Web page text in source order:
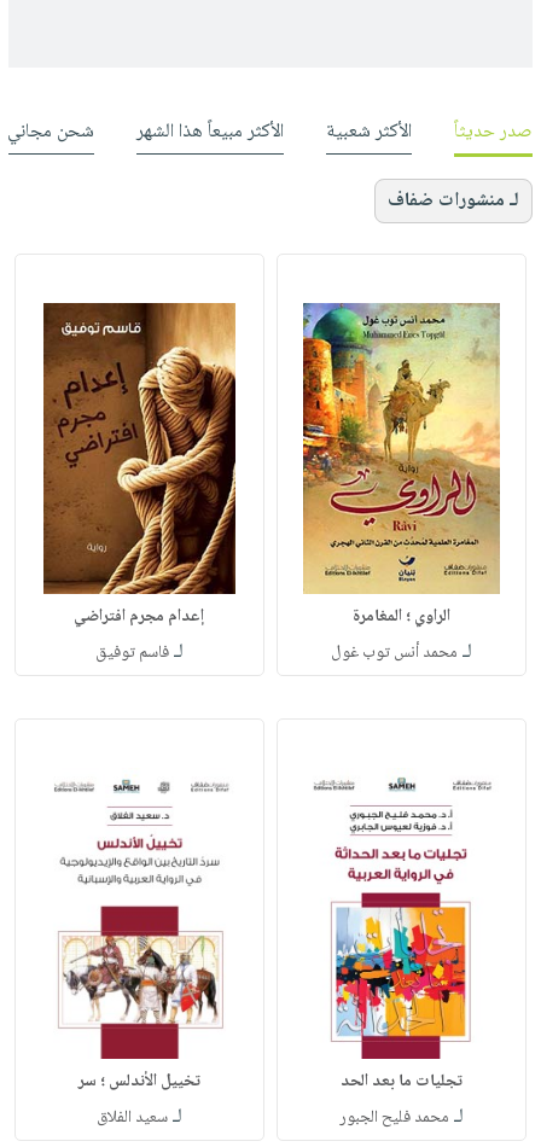
صدر حديثاً الأكثر شعبية الأكثر مبيعاً هذا الشهر شحن مجاني
لـ منشورات ضفاف
الراوي ؛ المغامرة
لـ محمد أنس توب غول
إعدام مجرم افتراضي
لـفاسم توفيق
تجليات ما بعد الحد
لـ محمد فليح الجبور
تخييل الأندلس ؛ سر
لـسعيد الفلاق